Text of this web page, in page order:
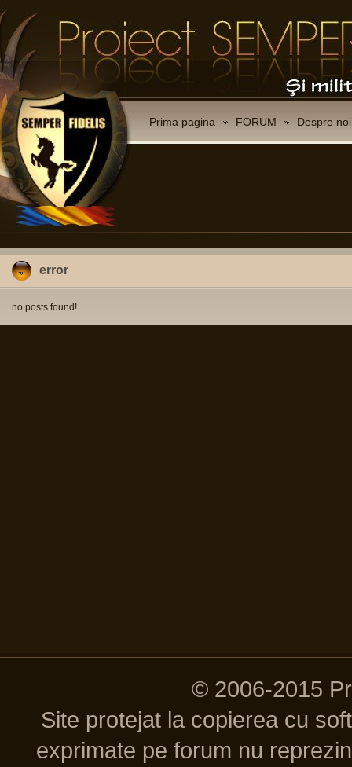
Prima pagina FORUM Despre noi
error
no posts found!
© 2006-2015
Site protejat la copierea cu
exprimate pe forum nu